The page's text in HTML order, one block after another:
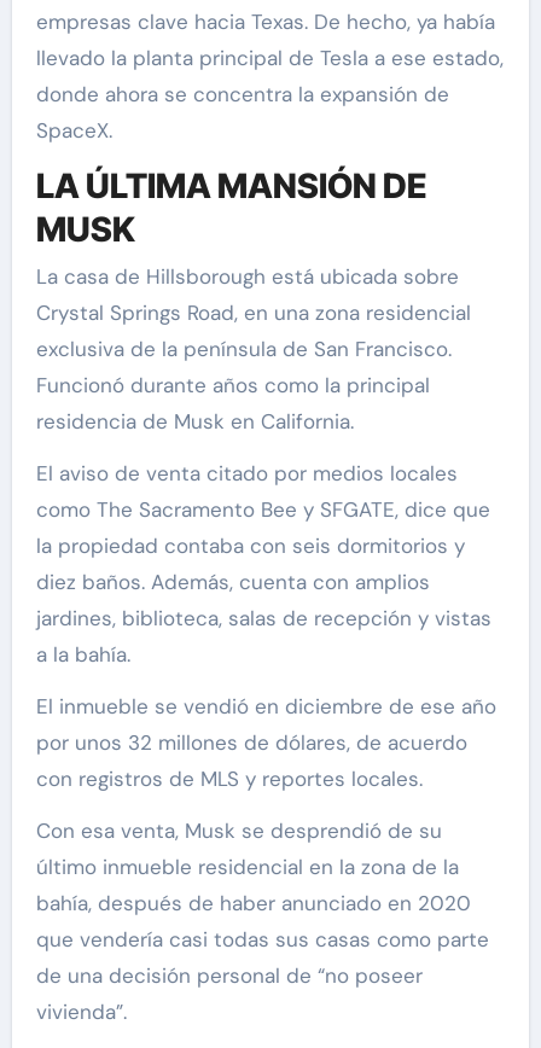
empresas clave hacia Texas. De hecho, ya había
llevado la planta principal de Tesla a ese estado,
donde ahora se concentra la expansión de
SpaceX.
LA ÚLTIMA MANSIÓN DE
MUSK
La casa de Hillsborough está ubicada sobre
Crystal Springs Road, en una zona residencial
exclusiva de la península de San Francisco.
Funcionó durante años como la principal
residencia de Musk en California.
El aviso de venta citado por medios locales
como The Sacramento Bee y SFGATE, dice que
la propiedad contaba con seis dormitorios y
diez baños. Además, cuenta con amplios
jardines, biblioteca, salas de recepción y vistas
a la bahía.
El inmueble se vendió en diciembre de ese año
por unos 32 millones de dólares, de acuerdo
con registros de MLS y reportes locales.
Con esa venta, Musk se desprendió de su
último inmueble residencial en la zona de la
bahía, después de haber anunciado en 2020
que vendería casi todas sus casas como parte
de una decisión personal de “no poseer
vivienda”.